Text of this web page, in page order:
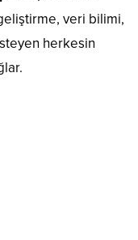
veri bilimi,
herkesin